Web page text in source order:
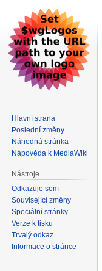
Hlavní strana
Poslední změny
Náhodná stránka
Nápověda k MediaWiki
Nástroje
Odkazuje sem
Související změny
Speciální stránky
Verze k tisku
Trvalý odkaz
Informace o stránce